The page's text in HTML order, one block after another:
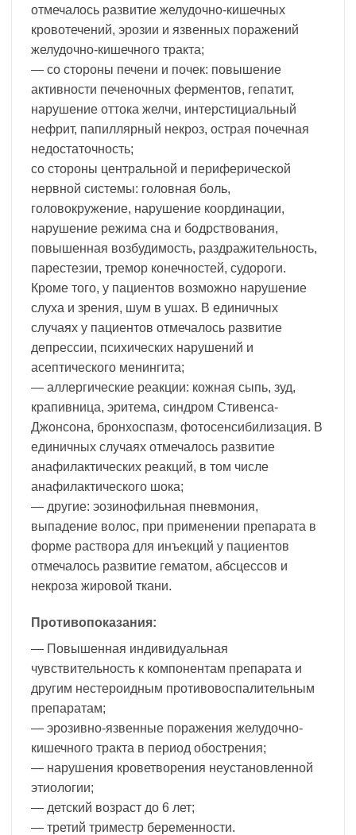
отмечалось развитие желудочно-кишечных
кровотечений, эрозии и язвенных поражений
желудочно-кишечного тракта;
— со стороны печени и почек: повышение
активности печеночных ферментов, гепатит,
нарушение оттока желчи, интерстициальный
нефрит, папиллярный некроз, острая почечная
недостаточность;
со стороны центральной и периферической
нервной системы: головная боль,
головокружение, нарушение координации,
нарушение режима сна и бодрствования,
повышенная возбудимость, раздражительность,
парестезии, тремор конечностей, судороги.
Кроме того, у пациентов возможно нарушение
слуха и зрения, шум в ушах. В единичных
случаях у пациентов отмечалось развитие
депрессии, психических нарушений и
асептического менингита;
— аллергические реакции: кожная сыпь, зуд,
крапивница, эритема, синдром Стивенса-
Джонсона, бронхоспазм, фотосенсибилизация. В
единичных случаях отмечалось развитие
анафилактических реакций, в том числе
анафилактического шока;
— другие: эозинофильная пневмония,
выпадение волос, при применении препарата в
форме раствора для инъекций у пациентов
отмечалось развитие гематом, абсцессов и
некроза жировой ткани.
Противопоказания:
— Повышенная индивидуальная
чувствительность к компонентам препарата и
другим нестероидным противовоспалительным
препаратам;
— эрозивно-язвенные поражения желудочно-
кишечного тракта в период обострения;
— нарушения кроветворения неустановленной
этиологии;
— детский возраст до 6 лет;
— третий триместр беременности.